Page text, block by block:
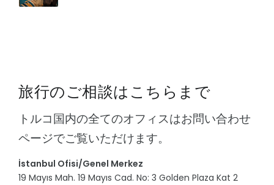
旅行のご相談はこちらまで
トルコ国内の全てのオフィスはお問い合わせ
ページでご覧いただけます。
İstanbul Ofisi/Genel Merkez
19 Mayıs Mah. 19 Mayıs Cad. No: 3 Golden Plaza Kat 2